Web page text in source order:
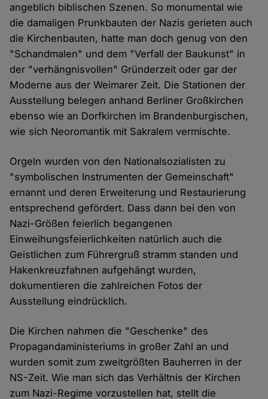
angeblich biblischen Szenen. So monumental wie
die damaligen Prunkbauten der Nazis gerieten auch
die Kirchenbauten, hatte man doch genug von den
"Schandmalen" und dem "Verfall der Baukunst" in
der "verhängnisvollen" Gründerzeit oder gar der
Moderne aus der Weimarer Zeit. Die Stationen der
Ausstellung belegen anhand Berliner Großkirchen
ebenso wie an Dorfkirchen im Brandenburgischen,
wie sich Neoromantik mit Sakralem vermischte.
Orgeln wurden von den Nationalsozialisten zu
"symbolischen Instrumenten der Gemeinschaft"
ernannt und deren Erweiterung und Restaurierung
entsprechend gefördert. Dass dann bei den von
Nazi-Größen feierlich begangenen
Einweihungsfeierlichkeiten natürlich auch die
Geistlichen zum Führergruß stramm standen und
Hakenkreuzfahnen aufgehängt wurden,
dokumentieren die zahlreichen Fotos der
Ausstellung eindrücklich.
Die Kirchen nahmen die "Geschenke" des
Propagandaministeriums in großer Zahl an und
wurden somit zum zweitgrößten Bauherren in der
NS-Zeit. Wie man sich das Verhältnis der Kirchen
zum Nazi-Regime vorzustellen hat, stellt die